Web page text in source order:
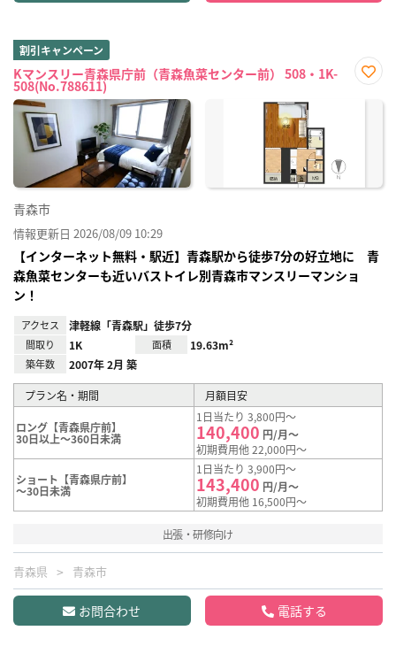
割引キャンペーン
Kマンスリー青森県庁前（青森魚菜センター前） 508・1K-
508(No.788611)
に入
青森市
情報更新日 2026/08/09 10:29
【インターネット無料・駅近】青森駅から徒歩7分の好立地に 青
森魚菜センターも近いバストイレ別青森市マンスリーマンショ
ン！
アクセス 津軽線「青森駅」徒歩7分
間取り 1K 面積 19.63m²
築年数 2007年 2月 築
プラン名・期間 月額目安
ロング【青森県庁前】
30日以上～360日未満
1日当たり 3,800円～
140,400 円/月～
初期費用他 22,000円～
ショート【青森県庁前】
～30日未満
1日当たり 3,900円～
143,400 円/月～
初期費用他 16,500円～
出張・研修向け
青森県 青森市
お問合わせ 電話する